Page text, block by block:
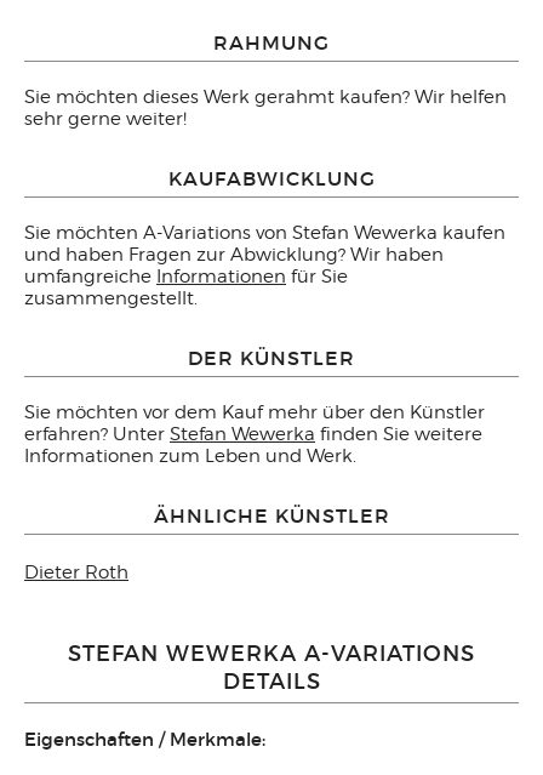
RAHMUNG
Sie möchten dieses Werk gerahmt kaufen? Wir helfen
sehr gerne weiter!
KAUFABWICKLUNG
Sie möchten A-Variations von Stefan Wewerka kaufen
und haben Fragen zur Abwicklung? Wir haben
umfangreiche Informationen für Sie
zusammengestellt.
DER KÜNSTLER
Sie möchten vor dem Kauf mehr über den Künstler
erfahren? Unter Stefan Wewerka finden Sie weitere
Informationen zum Leben und Werk.
ÄHNLICHE KÜNSTLER
Dieter Roth
STEFAN WEWERKA A-VARIATIONS
DETAILS
Eigenschaften / Merkmale: